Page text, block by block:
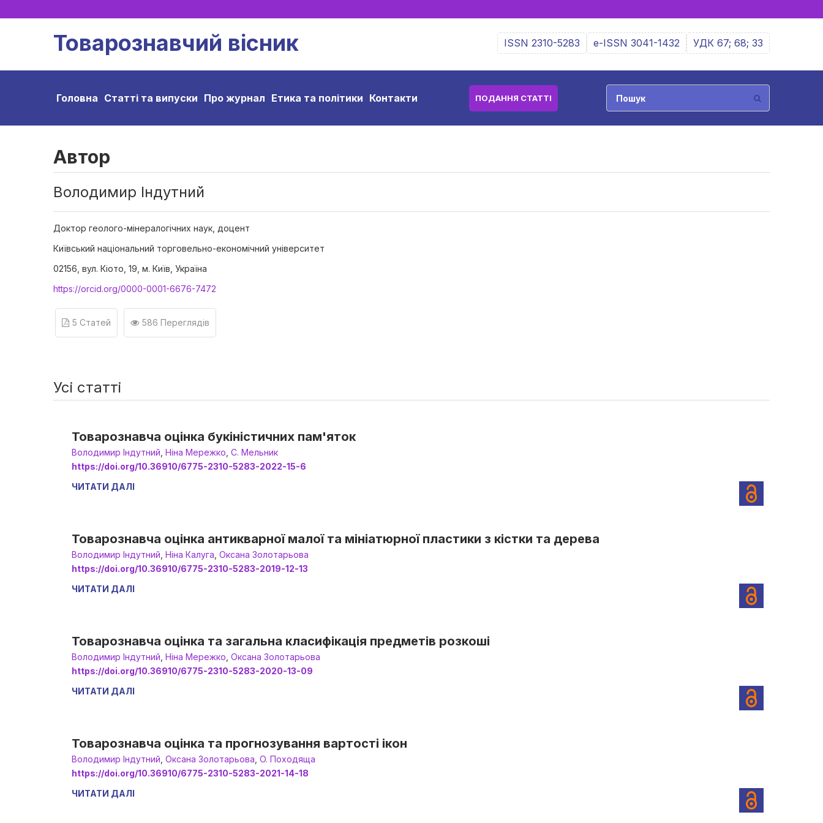
Товарознавчий вісник ISSN 2310-5283 e-ISSN 3041-1432 УДК 67; 68; 33
Головна Статті та випуски Про журнал Етика та політики Контакти ПОДАННЯ СТАТТІ
Автор
Володимир Індутний
Доктор геолого-мінералогічних наук, доцент
Київський національний торговельно-економічний університет
02156, вул. Кіото, 19, м. Київ, Україна
https://orcid.org/0000-0001-6676-7472
5 Статей 586 Переглядів
Усі статті
Товарознавча оцінка букіністичних пам'яток
Володимир Індутний Ніна Мережко С. Мельник
https://doi.org/10.36910/6775-2310-5283-2022-15-6
ЧИТАТИ ДАЛІ
Товарознавча оцінка антикварної малої та мініатюрної пластики з кістки та дерева
Володимир Індутний Ніна Калуга Оксана Золотарьова
https://doi.org/10.36910/6775-2310-5283-2019-12-13
ЧИТАТИ ДАЛІ
Товарознавча оцінка та загальна класифікація предметів розкоші
Володимир Індутний Ніна Мережко Оксана Золотарьова
https://doi.org/10.36910/6775-2310-5283-2020-13-09
ЧИТАТИ ДАЛІ
Товарознавча оцінка та прогнозування вартості ікон
Володимир Індутний Оксана Золотарьова O. Походяща
https://doi.org/10.36910/6775-2310-5283-2021-14-18
ЧИТАТИ ДАЛІ